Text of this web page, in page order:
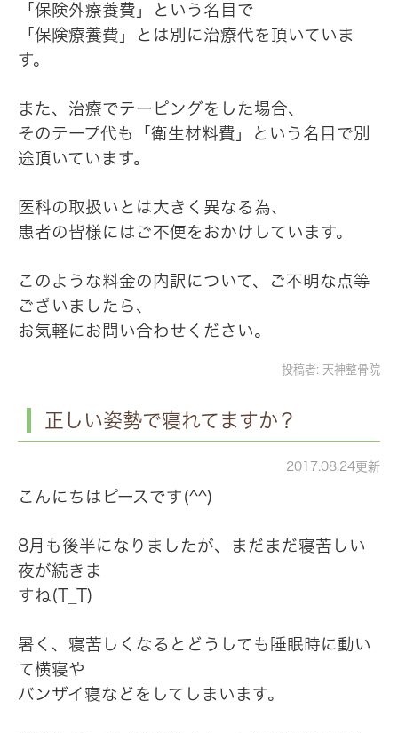
「保険外療養費」という名目で
「保険療養費」とは別に治療代を頂いていま
す。
また、治療でテーピングをした場合、
そのテープ代も「衛生材料費」という名目で別
途頂いています。
医科の取扱いとは大きく異なる為、
患者の皆様にはご不便をおかけしています。
このような料金の内訳について、ご不明な点等
ございましたら、
お気軽にお問い合わせください。
投稿者: 天神整骨院
正しい姿勢で寝れてますか？
2017.08.24更新
こんにちはピースです(^^)
8月も後半になりましたが、まだまだ寝苦しい
夜が続きま
すね(T_T)
暑く、寝苦しくなるとどうしても睡眠時に動い
て横寝や
バンザイ寝などをしてしまいます。